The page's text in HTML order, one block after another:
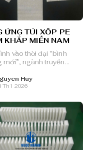
ỨNG TÚI XỐP PE
KHẮP MIỀN NAM
vào thời đại “bình
mới”, ngành truyền
dồi dào và chiến lược
sẵn sàng ghi danh trên
Huy
Th1 2026